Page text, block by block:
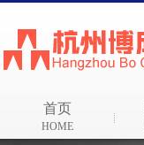
首页
HOME